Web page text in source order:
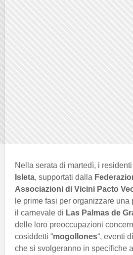
Nella serata di martedì, i
Isleta, supportati dalla
Associazioni di Vicini Pacto
le prime fasi per organizzare una
il carnevale di Las Palmas de
delle loro preoccupazioni
cosiddetti “mogollones“, eventi
che si svolgeranno in specifiche